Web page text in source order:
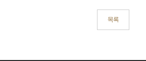
목록